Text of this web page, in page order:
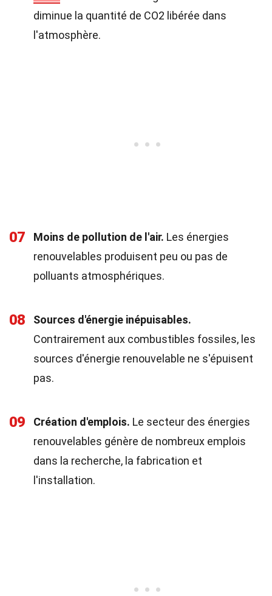
diminue la quantité de CO2 libérée dans
l'atmosphère.
07 Moins de pollution de l'air. Les énergies
renouvelables produisent peu ou pas de
polluants atmosphériques.
08
Sources d'énergie inépuisables.
Contrairement aux combustibles fossiles, les
sources d'énergie renouvelable ne s'épuisent
pas.
09 Création d'emplois. Le secteur des énergies
renouvelables génère de nombreux emplois
dans la recherche, la fabrication et
l'installation.